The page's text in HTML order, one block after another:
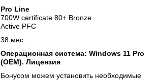
Pro Line
700W certificate 80+ Bronze
Active PFC
38 мес.
Операционная система: Windows 11 Pro
(OEM). Лицензия
Бонусом можем установить необходимые